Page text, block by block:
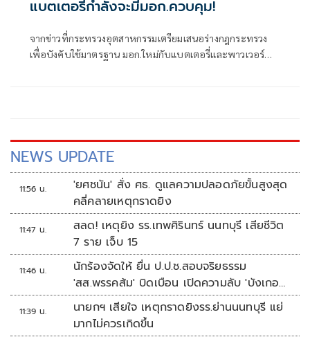
แบตเตอรี่กำลังจะมีมอก.ควบคุม!
จากข่าวที่กระทรวงอุตสาหกรรมเตรียมเสนอร่างกฎกระทรวง
เพื่อบังคับใช้มาตรฐาน มอก.ใหม่กับแบตเตอรี่และพาวเวอร์
NEWS UPDATE
11:56 น.
'ยศชนัน' สั่ง ศธ. ดูแลความปลอดภัยขั้นสูงสุด
คลี่คลายเหตุกราดยิง
11:47 น.
สลด! เหตุยิง รร.เทพศิรินทร์ นนทบุรี เสียชีวิต
7 ราย เจ็บ 15
11:46 น.
นักร้องจัดให้ ยื่น ป.ป.ช.สอบจริยธรรม
'สส.พรรคส้ม' บิดเบือน เปิดความลับ 'บังเกอร์
ทหาร'
11:39 น.
นายกฯ เสียใจ เหตุกราดยิงรร.ย่านนนทบุรี แย่
มากไม่ควรเกิดขึ้น